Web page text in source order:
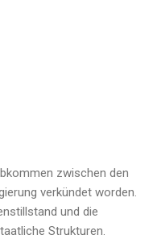
zwischen den
verkündet worden.
und die
Strukturen.